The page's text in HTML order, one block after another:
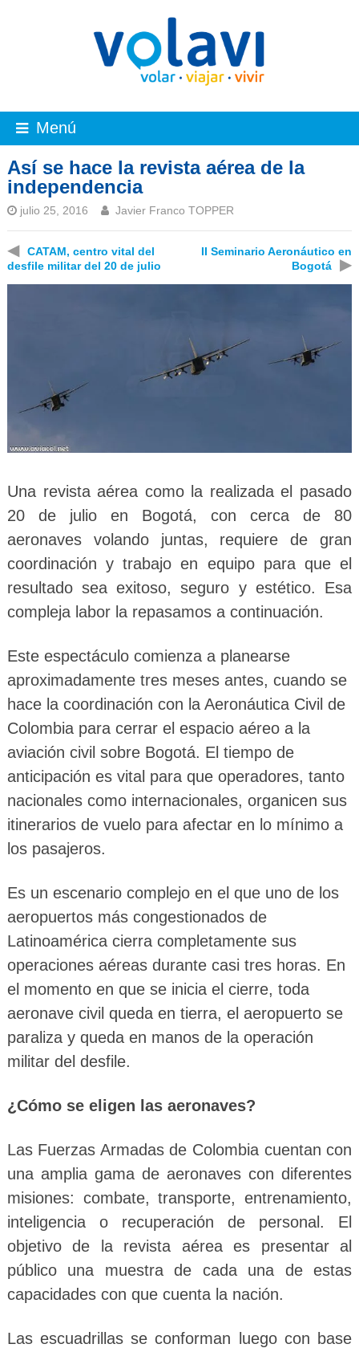
Menú
Así se hace la revista aérea de la
independencia
julio 25, 2016 Javier Franco TOPPER
◀
CATAM, centro vital del
desfile militar del 20 de julio
II Seminario Aeronáutico en
Bogotá
▶
Una revista aérea como la realizada el pasado
20 de julio en Bogotá, con cerca de 80
aeronaves volando juntas, requiere de gran
coordinación y trabajo en equipo para que el
resultado sea exitoso, seguro y estético. Esa
compleja labor la repasamos a continuación.
Este espectáculo comienza a planearse
aproximadamente tres meses antes, cuando se
hace la coordinación con la Aeronáutica Civil de
Colombia para cerrar el espacio aéreo a la
aviación civil sobre Bogotá. El tiempo de
anticipación es vital para que operadores, tanto
nacionales como internacionales, organicen sus
itinerarios de vuelo para afectar en lo mínimo a
los pasajeros.
Es un escenario complejo en el que uno de los
aeropuertos más congestionados de
Latinoamérica cierra completamente sus
operaciones aéreas durante casi tres horas. En
el momento en que se inicia el cierre, toda
aeronave civil queda en tierra, el aeropuerto se
paraliza y queda en manos de la operación
militar del desfile.
¿Cómo se eligen las aeronaves?
Las Fuerzas Armadas de Colombia cuentan con
una amplia gama de aeronaves con diferentes
misiones: combate, transporte, entrenamiento,
inteligencia o recuperación de personal. El
objetivo de la revista aérea es presentar al
público una muestra de cada una de estas
capacidades con que cuenta la nación.
Las escuadrillas se conforman luego con base